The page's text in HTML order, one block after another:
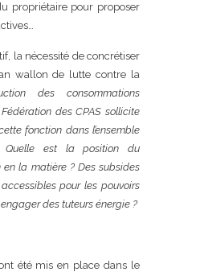
propriétaire pour proposer
la nécessité de concrétiser
wallon de lutte contre la
des consommations
des CPAS sollicite
fonction dans l’ensemble
Quelle est la position du
en la matière ? Des subsides
pour les pouvoirs
des tuteurs énergie ?
été mis en place dans le